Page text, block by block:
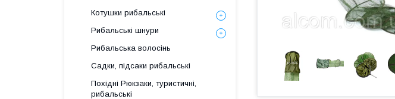
Котушки рибальські
Рибальські шнури
Рибальська волосінь
Садки, підсаки рибальські
Похідні Рюкзаки, туристичні,
рибальські